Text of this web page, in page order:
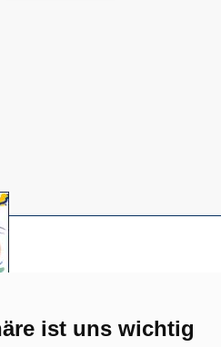
ist uns wichtig
(Öffnet
in